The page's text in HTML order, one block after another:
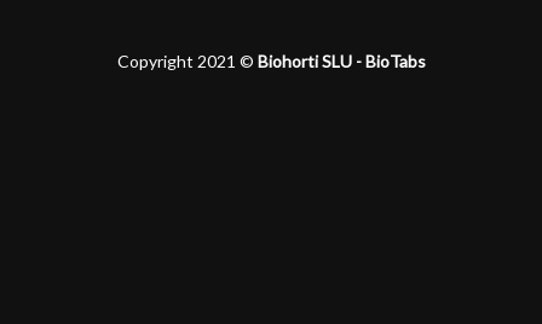
Copyright 2021 © Biohorti SLU - BioTabs